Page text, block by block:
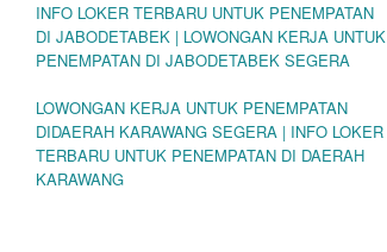
INFO LOKER TERBARU UNTUK PENEMPATAN
DI JABODETABEK | LOWONGAN KERJA UNTUK
PENEMPATAN DI JABODETABEK SEGERA
LOWONGAN KERJA UNTUK PENEMPATAN
DIDAERAH KARAWANG SEGERA | INFO LOKER
TERBARU UNTUK PENEMPATAN DI DAERAH
KARAWANG